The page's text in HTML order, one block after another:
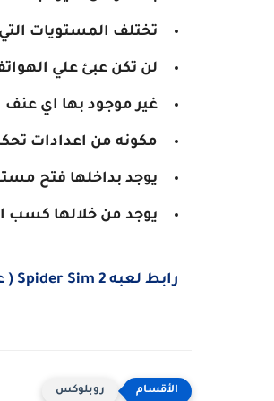
تختلف المستويات
لن تكن عبئ علي
غير موجود بها اي عنف
مكونه من اعدادات
يوجد بداخلها فتح
يوجد من خلالها كسب
رابط لعبه Spider Sim 2 ( عنكبوت سيم )
روبلوكس